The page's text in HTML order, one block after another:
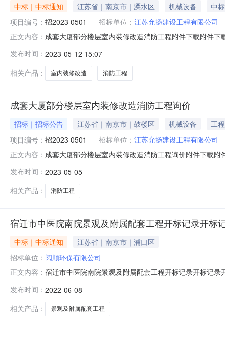
中标｜中标通知 江苏省｜南京市｜溧水区 机械设备
中
项目编号： 招2023-0501 招标单位： 江苏允扬建设工程有限公司
正文内容： 成套大厦部分楼层室内装修改造消防工程附件下载附件
准，工期/交货期/服务期：15天；中标候选人第2名：江
发布时间： 2023-05-12 15:07
相关产品：
室内装修改造 消防工程
成套大厦部分楼层室内装修改造消防工程询价
招标｜招标公告 江苏省｜南京市｜鼓楼区 机械设备
工程
项目编号： 招2023-0501 招标单位： 江苏允扬建设工程有限公司
正文内容： 成套大厦部分楼层室内装修改造消防工程询价附件下载
为其他。二、项目概况和招标范围规模：最高限价：
要求成套大厦部分楼层室内装修
发布时间： 2023-05-05
相关产品：
消防工程
宿迁市中医院南院景观及附属配套工程开标记录开标
中标｜中标通知
江苏省｜南京市｜浦口区
招标单位： 阅顺环保有限公司
正文内容： 宿迁市中医院南院景观及附属配套工程开标记录开标记
保证金金额:0.00元,投标文件递交时间
发布时间： 2022-06-08
相关产品：
景观及附属配套工程